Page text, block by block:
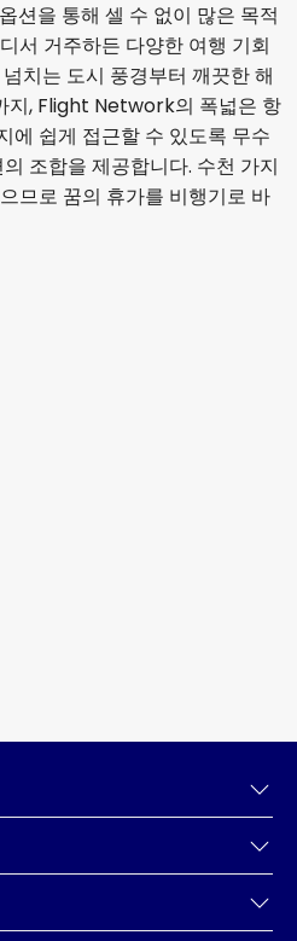
션을 통해 셀 수 없이 많은 목적
서 거주하든 다양한 여행 기회
치는 도시 풍경부터 깨끗한 해
지, Flight Network의 폭넓은 항
에 쉽게 접근할 수 있도록 무수
조합을 제공합니다. 수천 가지
므로 꿈의 휴가를 비행기로 바